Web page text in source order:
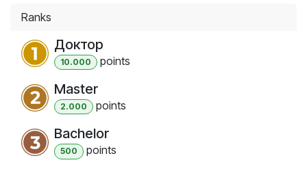
Ranks
Доктор
10.000 points
Master
2.000 points
Bachelor
500 points